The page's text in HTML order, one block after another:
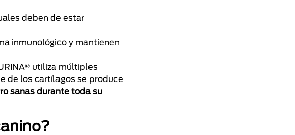
deben de estar
inmunológico y mantienen
utiliza múltiples
de los cartílagos se produce
sanas durante toda su